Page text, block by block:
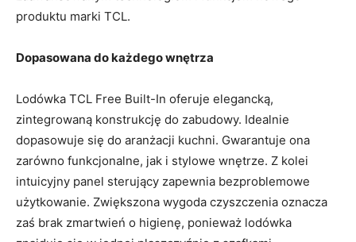
produktu marki TCL.
Dopasowana do każdego wnętrza
Lodówka TCL Free Built-In oferuje elegancką,
zintegrowaną konstrukcję do zabudowy. Idealnie
dopasowuje się do aranżacji kuchni. Gwarantuje ona
zarówno funkcjonalne, jak i stylowe wnętrze. Z kolei
intuicyjny panel sterujący zapewnia bezproblemowe
użytkowanie. Zwiększona wygoda czyszczenia oznacza
zaś brak zmartwień o higienę, ponieważ lodówka